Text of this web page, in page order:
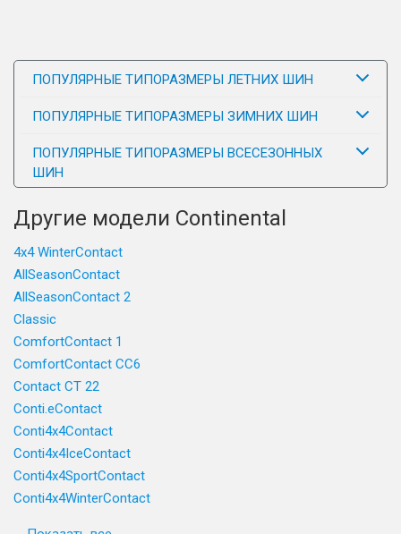
ПОПУЛЯРНЫЕ ТИПОРАЗМЕРЫ ЛЕТНИХ ШИН
ПОПУЛЯРНЫЕ ТИПОРАЗМЕРЫ ЗИМНИХ ШИН
ПОПУЛЯРНЫЕ ТИПОРАЗМЕРЫ ВСЕСЕЗОННЫХ
ШИН
Другие модели Continental
4x4 WinterContact
AllSeasonContact
AllSeasonContact 2
Classic
ComfortContact 1
ComfortContact CC6
Contact CT 22
Conti.eContact
Conti4x4Contact
Conti4x4IceContact
Conti4x4SportContact
Conti4x4WinterContact